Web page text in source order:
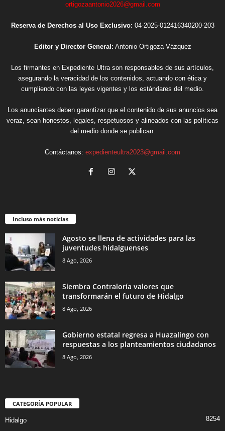
ortigozaantonio2026@gmail.com
Reserva de Derechos al Uso Exclusivo: 04-2025-012416340200-203
Editor y Director General: Antonio Ortigoza Vázquez
Los firmantes en Expediente Ultra son responsables de sus artículos,
asegurando la veracidad de los contenidos, actuando con ética y
cumpliendo con las leyes vigentes y los estándares del medio.
Los anunciantes deben garantizar que el contenido de sus anuncios sea
veraz, sean honestos, legales, respetuosos y alineados con las políticas
del medio donde se publican.
Contáctanos: expedienteultra2023@gmail.com
Incluso más noticias
Agosto se llena de actividades para las
juventudes hidalguenses
8 Ago, 2026
Siembra Contraloría valores que
transformarán el futuro de Hidalgo
8 Ago, 2026
Gobierno estatal regresa a Huazalingo con
respuestas a los planteamientos ciudadanos
8 Ago, 2026
CATEGORÍA POPULAR
Hidalgo
8254